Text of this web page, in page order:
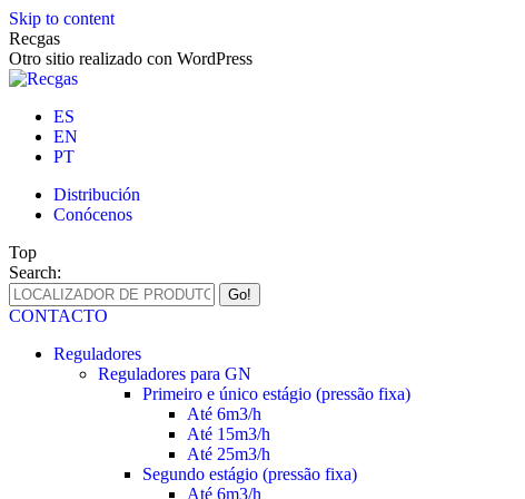
Skip to content
Recgas
Otro sitio realizado con WordPress
ES
EN
PT
Distribución
Conócenos
Top
Search:
CONTACTO
Reguladores
Reguladores para GN
Primeiro e único estágio (pressão fixa)
Até 6m3/h
Até 15m3/h
Até 25m3/h
Segundo estágio (pressão fixa)
Até 6m3/h